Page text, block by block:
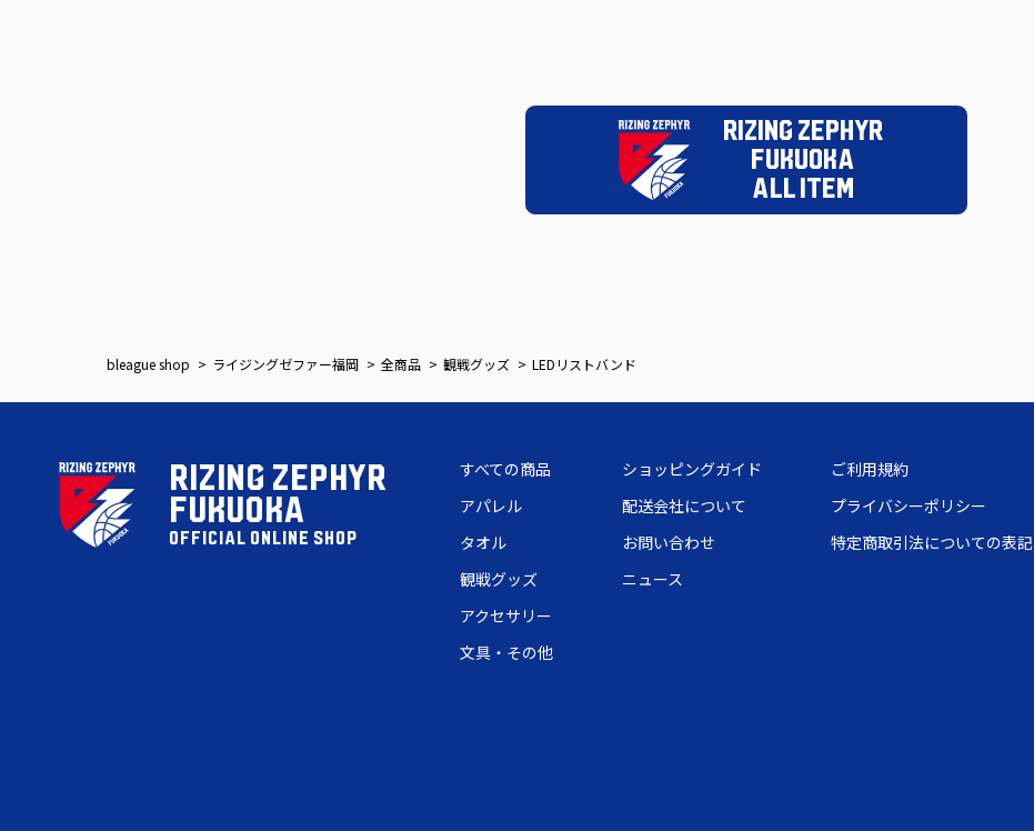
RIZING ZEPHYR
FUKUOKA
ALL ITEM
bleague shop ライジングゼファー福岡 全商品 観戦グッズ LEDリストバンド
RIZING ZEPHYR
FUKUOKA
OFFICIAL ONLINE SHOP
すべての商品
アパレル
タオル
観戦グッズ
アクセサリー
文具・その他
ショッピングガイド
配送会社について
お問い合わせ
ニュース
ご利用規約
プライバシーポリシー
特定商取引法についての表記